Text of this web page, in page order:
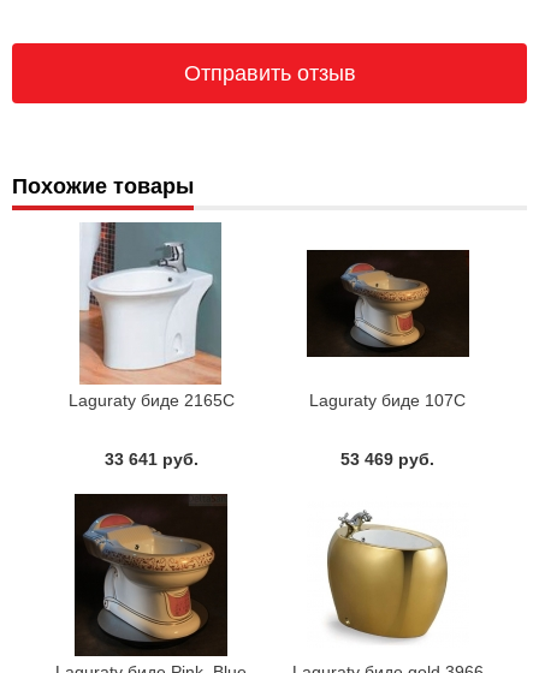
Похожие товары
Laguraty биде 2165С
33 641 руб.
Laguraty биде 107C
53 469 руб.